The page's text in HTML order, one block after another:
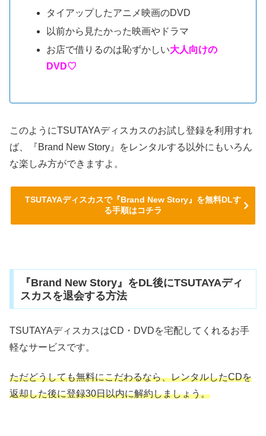
タイアップしたアニメ映画のDVD
以前から見たかった映画やドラマ
お店で借りるのは恥ずかしい大人向けの
DVD♡
このようにTSUTAYAディスカスのお試し登録を利用すれ
ば、『Brand New Story』をレンタルする以外にもいろん
な楽しみ方ができますよ。
TSUTAYAディスカスで『Brand New Story』を無料DLす
る手順はコチラ
『Brand New Story』をDL後にTSUTAYAディ
スカスを退会する方法
TSUTAYAディスカスはCD・DVDを宅配してくれるお手
軽なサービスです。
ただどうしても無料にこだわるなら、レンタルしたCDを
返却した後に登録30日以内に解約しましょう。